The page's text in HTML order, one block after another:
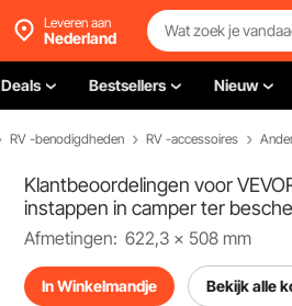
Leveren aan
Nederland
Deals Bestsellers Nieuw
RV -benodigdheden RV -accessoires
Klantbeoordelingen voor
instappen in camper ter
Afmetingen: 622,3 × 508 mm
In Winkelmandje Bekijk alle